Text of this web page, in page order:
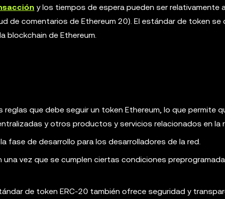
y los tiempos de espera pueden ser relativamente
de comentarios de Ethereum 20). El estándar de token se
blockchain de Ethereum.
reglas que debe seguir un token Ethereum, lo que permite
y otros productos y servicios relacionados en la
fase de desarrollo para los desarrolladores de la red.
una vez que se cumplen ciertas condiciones
de token ERC-20 también ofrece seguridad y